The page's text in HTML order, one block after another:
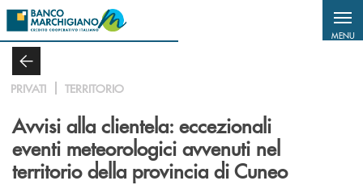
Salta al contenuto principale
MENU
PRIVATI TERRITORIO
Avvisi alla clientela: eccezionali
eventi meteorologici avvenuti nel
territorio della provincia di Cuneo